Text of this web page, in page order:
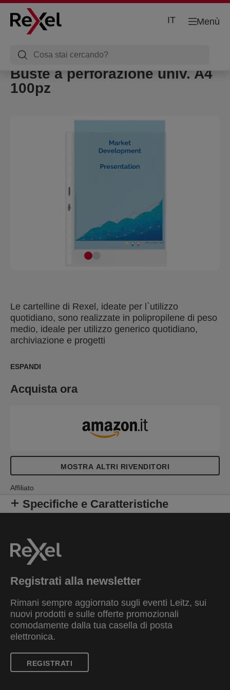
Menù
IT
Buste a perforazione univ. A4
100pz
Le cartelline di Rexel, ideate per l`utilizzo
quotidiano, sono realizzate in polipropilene di peso
medio, ideale per utilizzo generico quotidiano,
archiviazione e progetti
ESPANDI
Acquista ora
MOSTRA ALTRI RIVENDITORI
Affiliato
Specifiche e Caratteristiche
Registrati alla newsletter
Rimani sempre aggiornato sugli eventi Leitz, sui
nuovi prodotti e sulle offerte promozionali
comodamente dalla tua casella di posta
elettronica.
REGISTRATI